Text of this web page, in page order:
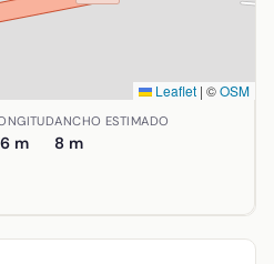
Leaflet | ©OSM
de Castro en Almadén,
m
ANCHO ESTIMADO
8 m